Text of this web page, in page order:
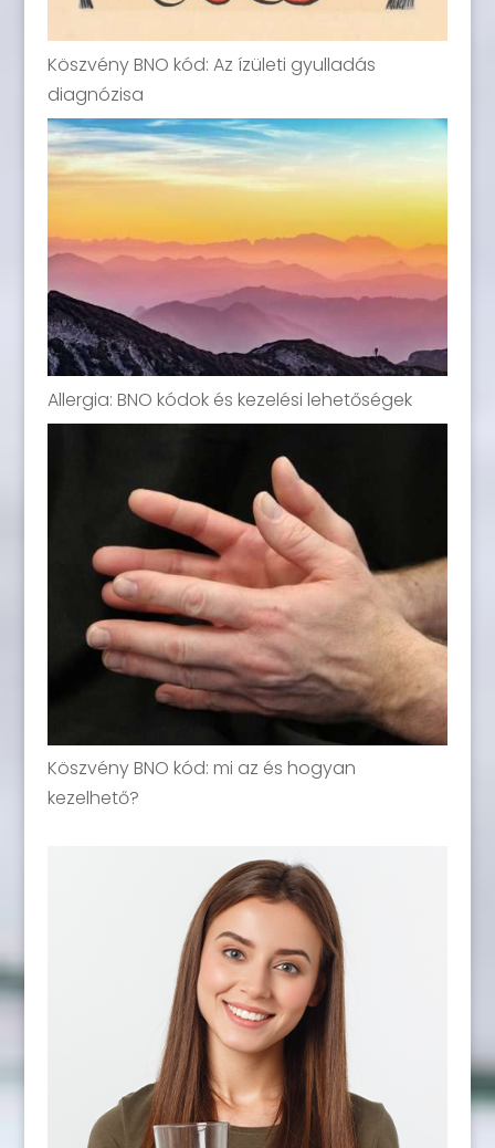
Köszvény BNO kód: Az ízületi gyulladás
diagnózisa
Allergia: BNO kódok és kezelési lehetőségek
Köszvény BNO kód: mi az és hogyan
kezelhető?